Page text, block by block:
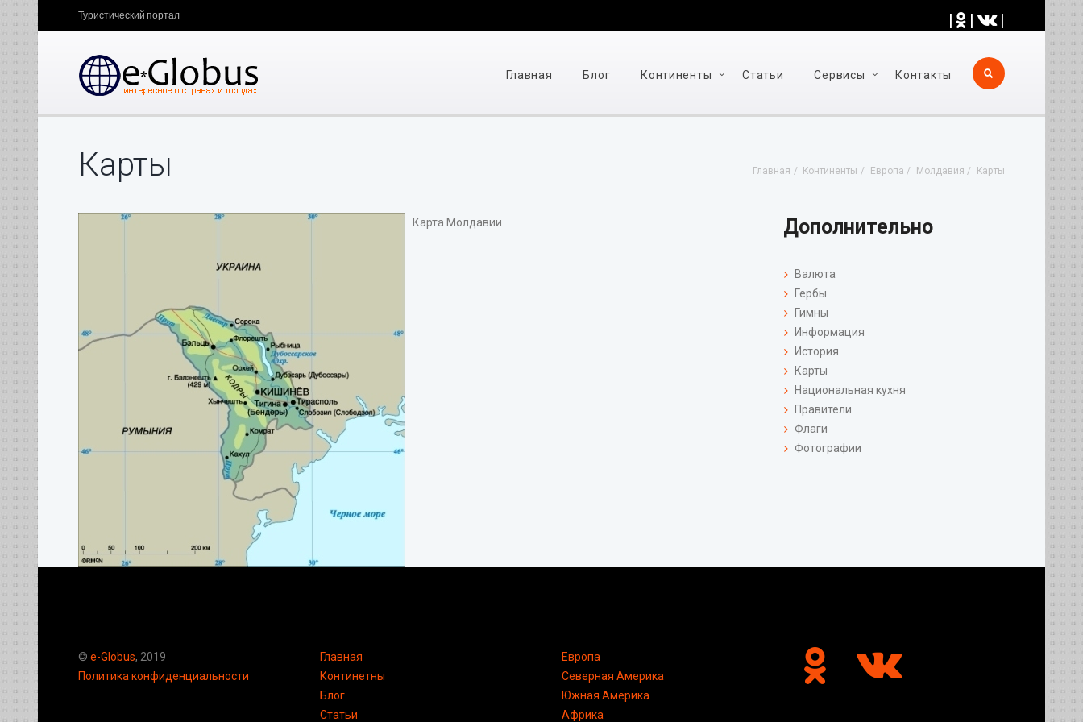
| | |
Туристический портал
Главная Блог Континенты Статьи Cервисы Контакты
Главная Континенты Европа Молдавия Карты
Карты
Карта Молдавии Дополнительно
Валюта
Гербы
Гимны
Информация
История
Карты
Национальная кухня
Правители
Флаги
Фотографии
© e-Globus, 2019
Политика конфиденциальности
Главная
Континетны
Блог
Статьи
Европа
Северная Америка
Южная Америка
Африка